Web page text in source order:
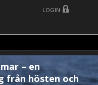
LOGIN
– en
från hösten och